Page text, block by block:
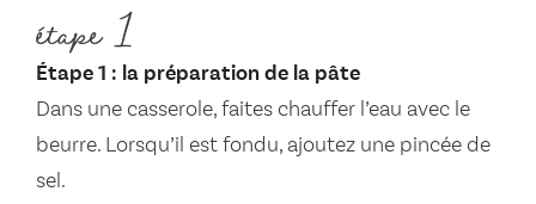
étape 1
Étape 1 : la préparation de la pâte
Dans une casserole, faites chauffer l’eau avec le
beurre. Lorsqu’il est fondu, ajoutez une pincée de
sel.